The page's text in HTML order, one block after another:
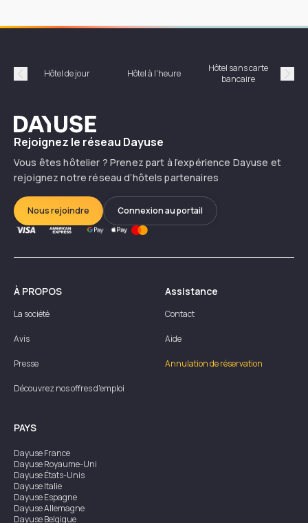
Précédent
Hôtel de jour Hôtel à l'heure
Hôtel sans carte
bancaire
Dayuse
Rejoignez le réseau Dayuse
Vous êtes hôtelier ? Prenez part à l’expérience Dayuse et
rejoignez notre réseau d’hôtels partenaires
Nous rejoindre Connexion au portail
À PROPOS
La société
Avis
Presse
Découvrez nos offres d'emploi
Assistance
Contact
Aide
Annulation de réservation
PAYS
DayuseFrance
DayuseRoyaume-Uni
DayuseÉtats-Unis
DayuseItalie
DayuseEspagne
DayuseAllemagne
DayuseBelgique